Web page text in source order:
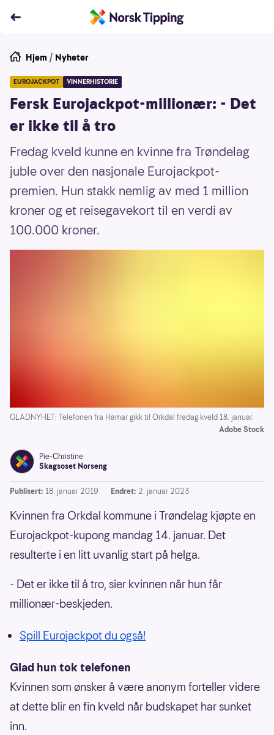
Hjem / Nyheter
EUROJACKPOT VINNERHISTORIE
Fersk Eurojackpot-millionær: - Det
er ikke til å tro
Fredag kveld kunne en kvinne fra Trøndelag
juble over den nasjonale Eurojackpot-
premien. Hun stakk nemlig av med 1 million
kroner og et reisegavekort til en verdi av
100.000 kroner.
GLADNYHET: Telefonen fra Hamar gikk til Orkdal fredag kveld 18. januar.
Adobe Stock
Pie-Christine
Skagsoset Norseng
Publisert: 18. januar 2019 Endret: 2. januar 2023
Kvinnen fra Orkdal kommune i Trøndelag kjøpte en
Eurojackpot-kupong mandag 14. januar. Det
resulterte i en litt uvanlig start på helga.
- Det er ikke til å tro, sier kvinnen når hun får
millionær-beskjeden.
Spill Eurojackpot du også!
Glad hun tok telefonen
Kvinnen som ønsker å være anonym forteller videre
at dette blir en fin kveld når budskapet har sunket
inn.